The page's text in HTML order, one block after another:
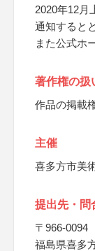
2020年12月
通知すると
また公式ホ
著作権の扱
作品の掲載
主催
喜多方市美
提出先・問
〒966-0094
福島県喜多